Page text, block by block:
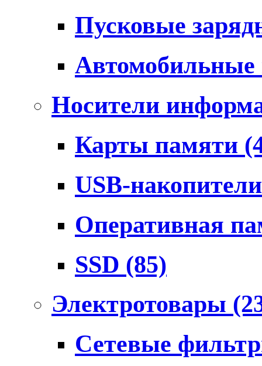
Пусковые
Носители
Карты памяти
USB-
Оперативная
SSD (85)
Электротовары
Сетевые